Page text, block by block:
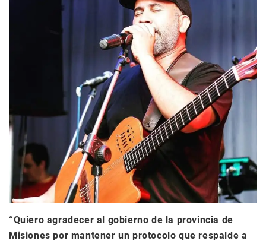
“Quiero agradecer al gobierno de la provincia de
Misiones por mantener un protocolo que respalde a